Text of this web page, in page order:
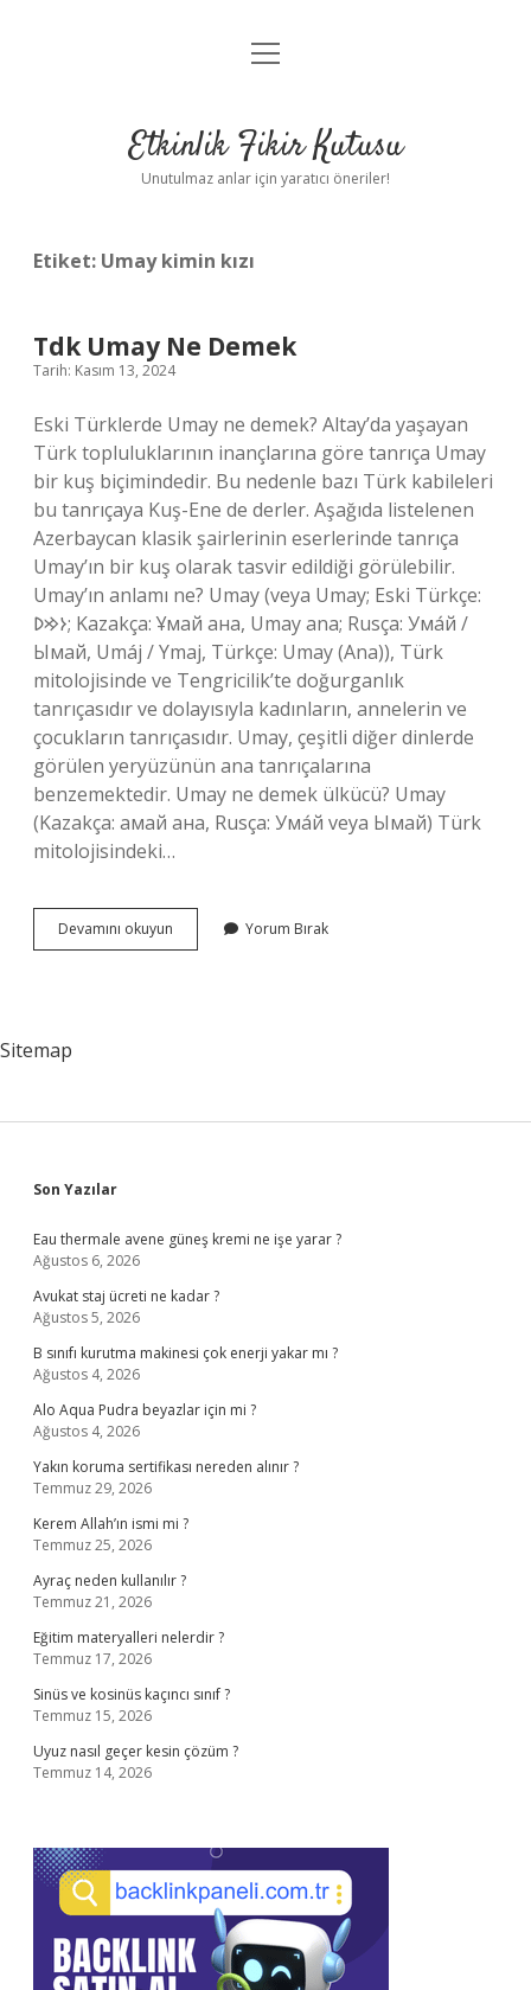
Anasayfa
Yasal Uyarı
menüyü
Etkinlik Fikir Kutusu
Unutulmaz anlar için yaratıcı öneriler!
Etiket: Umay kimin kızı
Tdk Umay Ne Demek
Tarih: Kasım 13, 2024
Eski Türklerde Umay ne demek? Altay’da yaşayan
Türk topluluklarının inançlarına göre tanrıça Umay
bir kuş biçimindedir. Bu nedenle bazı Türk kabileleri
bu tanrıçaya Kuş-Ene de derler. Aşağıda listelenen
Azerbaycan klasik şairlerinin eserlerinde tanrıça
Umay’ın bir kuş olarak tasvir edildiği görülebilir.
Umay’ın anlamı ne? Umay (veya Umay; Eski Türkçe:
𐰆𐰢𐰖; Kazakça: Ұмай aна, Umay ana; Rusça: Ума́й /
Ымай, Umáj / Ymaj, Türkçe: Umay (Ana)), Türk
mitolojisinde ve Tengricilik’te doğurganlık
tanrıçasıdır ve dolayısıyla kadınların, annelerin ve
çocukların tanrıçasıdır. Umay, çeşitli diğer dinlerde
görülen yeryüzünün ana tanrıçalarına
benzemektedir. Umay ne demek ülkücü? Umay
(Kazakça: амай ана, Rusça: Ума́й veya Ымай) Türk
mitolojisindeki…
Devamını okuyun
Umay
Yorum Bırak
Sitemap
Sidebar
Son Yazılar
Eau thermale avene güneş kremi ne işe yarar ?
Ağustos 6, 2026
Avukat staj ücreti ne kadar ?
Ağustos 5, 2026
B sınıfı kurutma makinesi çok enerji yakar mı ?
Ağustos 4, 2026
Alo Aqua Pudra beyazlar için mi ?
Ağustos 4, 2026
Yakın koruma sertifikası nereden alınır ?
Temmuz 29, 2026
Kerem Allah’ın ismi mi ?
Temmuz 25, 2026
Ayraç neden kullanılır ?
Temmuz 21, 2026
Eğitim materyalleri nelerdir ?
Temmuz 17, 2026
Sinüs ve kosinüs kaçıncı sınıf ?
Temmuz 15, 2026
Uyuz nasıl geçer kesin çözüm ?
Temmuz 14, 2026